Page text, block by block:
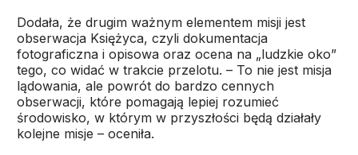
Dodała, że drugim ważnym elementem misji jest
obserwacja Księżyca, czyli dokumentacja
fotograficzna i opisowa oraz ocena na „ludzkie oko”
tego, co widać w trakcie przelotu. – To nie jest misja
lądowania, ale powrót do bardzo cennych
obserwacji, które pomagają lepiej rozumieć
środowisko, w którym w przyszłości będą działały
kolejne misje – oceniła.